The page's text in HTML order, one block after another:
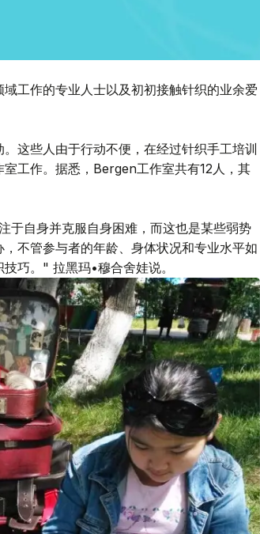
工作的专业人士以及初初接触针织的业余爱
这些人由于行动不便，在经过针织手工培训
工作。据悉，Bergen工作室共有12人，其
于自身并克服自身困难，而这也是某些弱势
不管参与者的年龄、身体状况和专业水平如
巧。" 拉黑玛•穆合舍娃说。